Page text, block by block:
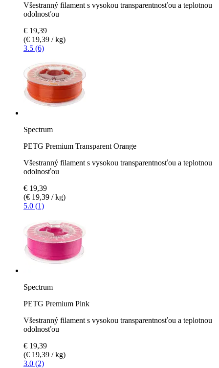
Všestranný filament s vysokou transparentnosťou a teplotnou
odolnosťou
€ 19,39
(€ 19,39 / kg)
3.5 (6)
Spectrum
PETG Premium Transparent Orange
Všestranný filament s vysokou transparentnosťou a teplotnou
odolnosťou
€ 19,39
(€ 19,39 / kg)
5.0 (1)
Spectrum
PETG Premium Pink
Všestranný filament s vysokou transparentnosťou a teplotnou
odolnosťou
€ 19,39
(€ 19,39 / kg)
3.0 (2)